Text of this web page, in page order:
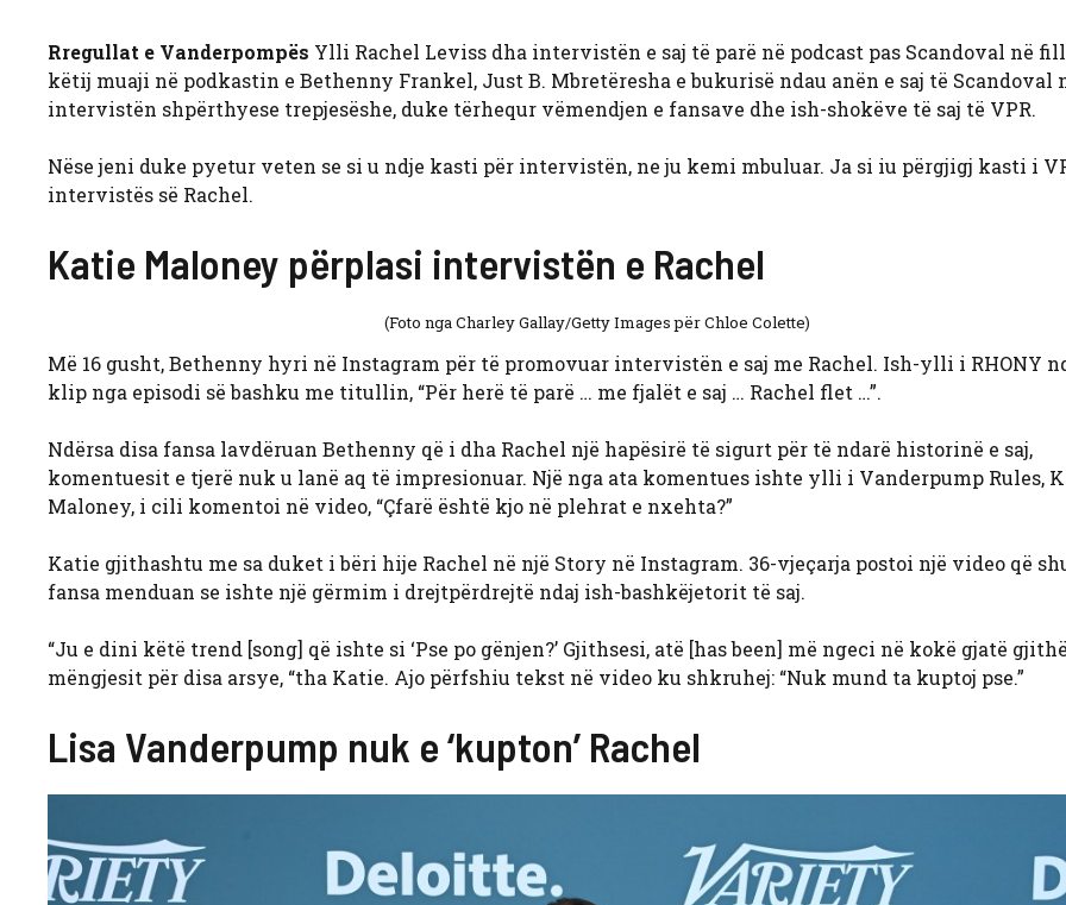
Rregullat e Vanderpompës Ylli Rachel Leviss dha intervistën e saj të parë në podcast pas Scandoval në
këtij muaji në podkastin e Bethenny Frankel, Just B. Mbretëresha e bukurisë ndau anën e saj të Scandoval
intervistën shpërthyese trepjesëshe, duke tërhequr vëmendjen e fansave dhe ish-shokëve të saj të VPR.
Nëse jeni duke pyetur veten se si u ndje kasti për intervistën, ne ju kemi mbuluar. Ja si iu përgjigj kasti i
intervistës së Rachel.
Katie Maloney përplasi intervistën e Rachel
(Foto nga Charley Gallay/Getty Images për Chloe Colette)
Më 16 gusht, Bethenny hyri në Instagram për të promovuar intervistën e saj me Rachel. Ish-ylli i RHONY
klip nga episodi së bashku me titullin, “Për herë të parë … me fjalët e saj … Rachel flet …”.
Ndërsa disa fansa lavdëruan Bethenny që i dha Rachel një hapësirë ​​të sigurt për të ndarë historinë e saj,
komentuesit e tjerë nuk u lanë aq të impresionuar. Një nga ata komentues ishte ylli i Vanderpump Rules,
Maloney, i cili komentoi në video, “Çfarë është kjo në plehrat e nxehta?”
Katie gjithashtu me sa duket i bëri hije Rachel në një Story në Instagram. 36-vjeçarja postoi një video që
fansa menduan se ishte një gërmim i drejtpërdrejtë ndaj ish-bashkëjetorit të saj.
“Ju e dini këtë trend [song] që ishte si ‘Pse po gënjen?’ Gjithsesi, atë [has been] më ngeci në kokë gjatë
mëngjesit për disa arsye, “tha Katie. Ajo përfshiu tekst në video ku shkruhej: “Nuk mund ta kuptoj pse.”
Lisa Vanderpump nuk e ‘kupton’ Rachel